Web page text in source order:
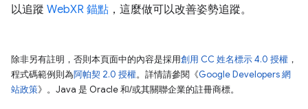
以追蹤 WebXR 錨點 ，這麼做可以改善姿勢追蹤。
除非另有註明，否則本頁面中的內容是採用創用 CC 姓名標示 4.0 授權 ，
程式碼範例則為阿帕契 2.0 授權。詳情請參閱《Google Developers 網
站政策》。Java 是 Oracle 和/或其關聯企業的註冊商標。